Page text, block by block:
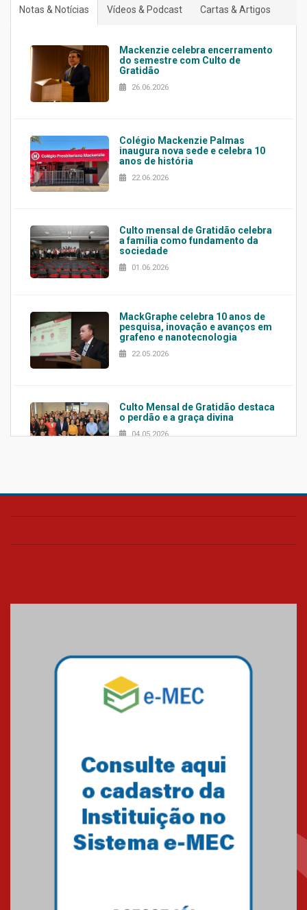
Notas & Notícias Vídeos & Podcast Cartas & Artigos
Mackenzie celebra encerramento
do semestre com Culto de
Gratidão
26.06.2026
Colégio Mackenzie Palmas
inaugura nova sede e celebra 10
anos de história
22.06.2026
Culto mensal de Gratidão celebra
a família como fundamento da
sociedade
01.06.2026
MackGraphe celebra 10 anos de
pesquisa, inovação e avanços em
grafeno e nanotecnologia
22.05.2026
Culto Mensal de Gratidão destaca
o perdão e a graça divina
04.05.2026
Confira como foi o culto mensal
Mackenzie mobiliza campanha
solidária para apoiar famílias em
Minas Gerais
Primeiro culto do ano ressalta o
27.02.2026